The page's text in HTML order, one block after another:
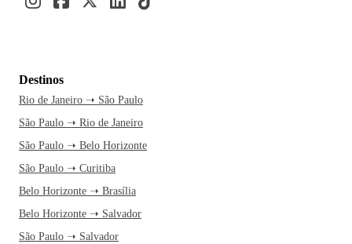
Destinos
Rio de Janeiro ➝ São Paulo
São Paulo ➝ Rio de Janeiro
São Paulo ➝ Belo Horizonte
São Paulo ➝ Curitiba
Belo Horizonte ➝ Brasília
Belo Horizonte ➝ Salvador
São Paulo ➝ Salvador